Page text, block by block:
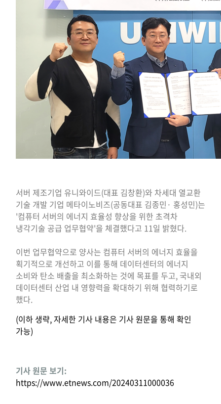
서버 제조기업 유니와이드(대표 김창환)와 차세대 열교환
기술 개발 기업 메타이노비즈(공동대표 김종민· 홍성민)는
'컴퓨터 서버의 에너지 효율성 향상을 위한 초격차
냉각기술 공급 업무협약'을 체결했다고 11일 밝혔다.
이번 업무협약으로 양사는 컴퓨터 서버의 에너지 효율을
획기적으로 개선하고 이를 통해 데이터센터의 에너지
소비와 탄소 배출을 최소화하는 것에 목표를 두고, 국내외
데이터센터 산업 내 영향력을 확대하기 위해 협력하기로
했다.
(이하 생략, 자세한 기사 내용은 기사 원문을 통해 확인
가능)
기사 원문 보기:
https://www.etnews.com/20240311000036